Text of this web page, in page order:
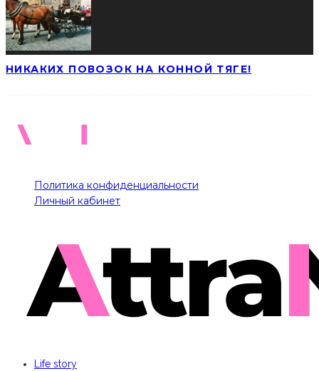
НИКАКИХ ПОВОЗОК НА КОННОЙ ТЯГЕ!
Политика конфиденциальности
Личный кабинет
Life story